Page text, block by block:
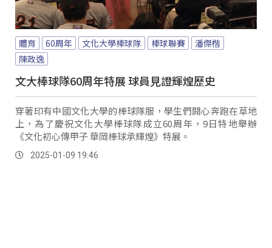
體育 60周年 文化大學棒球隊 棒球聯賽
潘傑楷
陳政逸
文大棒球隊60周年特展 球員見證輝煌歷史
穿著印有中國文化大學的棒球隊服，學生們開心奔跑在草地
上，為了慶祝文化大學棒球隊成立60周年，9日特地舉辦
《文化初心傳甲子 華岡棒球承輝煌》特展。
2025-01-09 19:46